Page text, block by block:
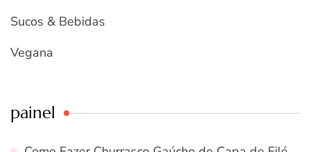
Sucos & Bebidas
Vegana
painel